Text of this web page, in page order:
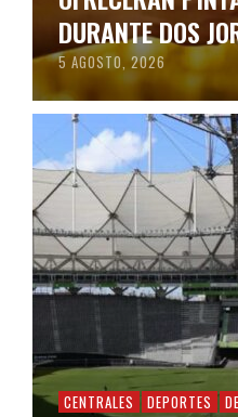
DURANTE DOS
5 AGOSTO, 2026
CENTRALES DEPORTES